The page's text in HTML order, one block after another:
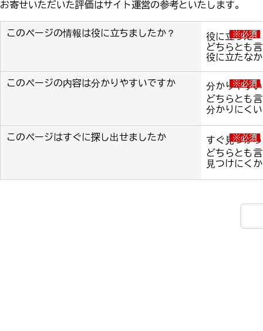
お寄せいただいた評価はサイト運営の参考といたします。
このページの情報は役に立ちましたか？ ※必須
役に立った
どちらとも
役に立たな
このページの内容は分かりやすいですか ※必須
分かりやすい
どちらとも
分かりにくい
このページはすぐに探し出せましたか ※必須
すぐ見つか
どちらとも
見つけにく